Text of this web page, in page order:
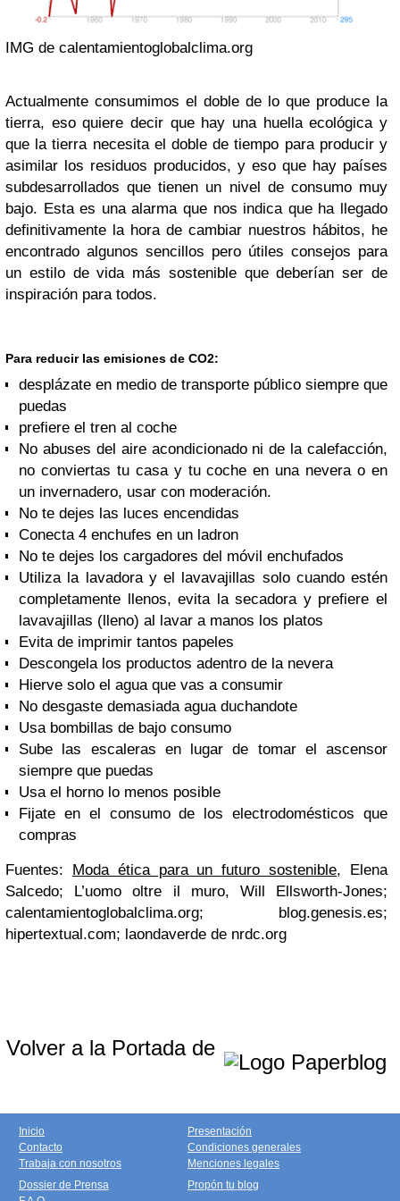
IMG de calentamientoglobalclima.org
Actualmente consumimos el doble de lo que produce la
tierra, eso quiere decir que hay una huella ecológica y
que la tierra necesita el doble de tiempo para producir y
asimilar los residuos producidos, y eso que hay países
subdesarrollados que tienen un nivel de consumo muy
bajo. Esta es una alarma que nos indica que ha llegado
definitivamente la hora de cambiar nuestros hábitos, he
encontrado algunos sencillos pero útiles consejos para
un estilo de vida más sostenible que deberían ser de
inspiración para todos.
Para reducir las emisiones de CO2:
desplázate en medio de transporte público siempre que
puedas
prefiere el tren al coche
No abuses del aire acondicionado ni de la calefacción,
no conviertas tu casa y tu coche en una nevera o en
un invernadero, usar con moderación.
No te dejes las luces encendidas
Conecta 4 enchufes en un ladron
No te dejes los cargadores del móvil enchufados
Utiliza la lavadora y el lavavajillas solo cuando estén
completamente llenos, evita la secadora y prefiere el
lavavajillas (lleno) al lavar a manos los platos
Evita de imprimir tantos papeles
Descongela los productos adentro de la nevera
Hierve solo el agua que vas a consumir
No desgaste demasiada agua duchandote
Usa bombillas de bajo consumo
Sube las escaleras en lugar de tomar el ascensor
siempre que puedas
Usa el horno lo menos posible
Fijate en el consumo de los electrodomésticos que
compras
Fuentes: Moda ética para un futuro sostenible, Elena
Salcedo; L’uomo oltre il muro, Will Ellsworth-Jones;
calentamientoglobalclima.org; blog.genesis.es;
hipertextual.com; laondaverde de nrdc.org
Volver a la Portada de
Inicio
Contacto
Trabaja con nosotros
Presentación
Condiciones generales
Menciones legales
Dossier de Prensa
Propón tu blog